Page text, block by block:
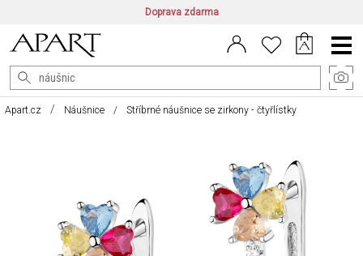
Doprava zdarma
CZ/CZK | EN/EUR PL/PLN
Main
Menu
Apart.cz Náušnice Stříbrné náušnice se zirkony - čtyřlístky